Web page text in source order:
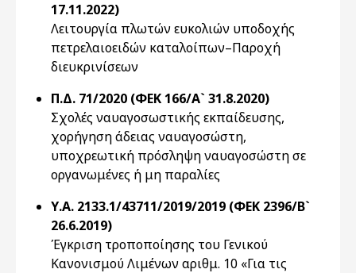
17.11.2022)
Λειτουργία πλωτών ευκολιών υποδοχής
πετρελαιοειδών καταλοίπων–Παροχή
διευκρινίσεων
Π.Δ. 71/2020 (ΦΕΚ 166/Α` 31.8.2020)
Σχολές ναυαγοσωστικής εκπαίδευσης,
χορήγηση άδειας ναυαγοσώστη,
υποχρεωτική πρόσληψη ναυαγοσώστη σε
οργανωμένες ή μη παραλίες
Υ.Α. 2133.1/43711/2019/2019 (ΦΕΚ 2396/Β`
26.6.2019)
Έγκριση τροποποίησης του Γενικού
Κανονισμού Λιμένων αριθμ. 10 «Για τις